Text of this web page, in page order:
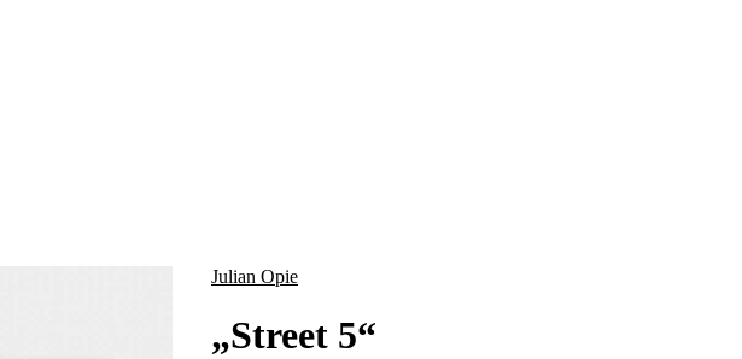
Julian Opie
„Street 5“